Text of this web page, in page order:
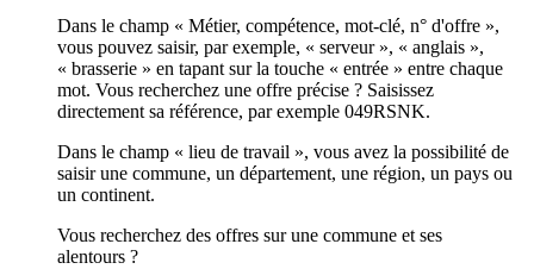
Dans le champ « Métier, compétence, mot-clé, n° d'offre »,
vous pouvez saisir, par exemple, « serveur », « anglais »,
« brasserie » en tapant sur la touche « entrée » entre chaque
mot. Vous recherchez une offre précise ? Saisissez
directement sa référence, par exemple 049RSNK.
Dans le champ « lieu de travail », vous avez la possibilité de
saisir une commune, un département, une région, un pays ou
un continent.
Vous recherchez des offres sur une commune et ses
alentours ?